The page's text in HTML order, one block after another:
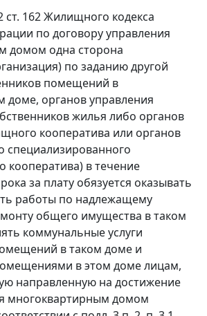
ст. 162 Жилищного кодекса
по договору управления
домом одна сторона
по заданию другой
помещений в
доме, органов управления
жилья либо органов
кооператива или органов
специализированного
кооператива) в течение
за плату обязуется оказывать
работы по надлежащему
общего имущества в таком
коммунальные услуги
в таком доме и
в этом доме лицам,
направленную на достижение
многоквартирным домом